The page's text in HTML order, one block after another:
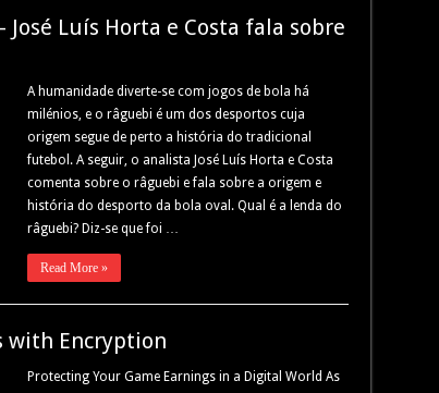
Luís Horta e Costa fala sobre
A humanidade diverte-se com jogos de bola há
milénios, e o râguebi é um dos desportos cuja
origem segue de perto a história do tradicional
futebol. A seguir, o analista José Luís Horta e Costa
comenta sobre o râguebi e fala sobre a origem e
história do desporto da bola oval. Qual é a lenda do
râguebi? Diz-se que foi …
Read More »
with Encryption
Protecting Your Game Earnings in a Digital World As